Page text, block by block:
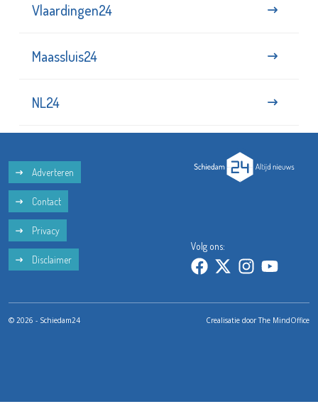
Vlaardingen24
Maassluis24
NL24
Adverteren
Contact
Privacy
Disclaimer
Volg ons:
© 2026 - Schiedam24 Crealisatie doorThe MindOffice